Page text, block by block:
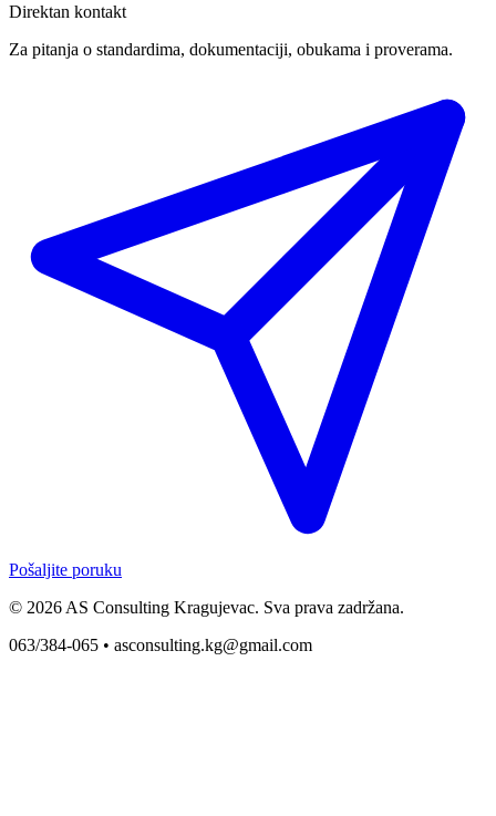
Direktan kontakt
Za pitanja o standardima, dokumentaciji, obukama i proverama.
Pošaljite poruku
© 2026 AS Consulting Kragujevac. Sva prava zadržana.
063/384-065 • asconsulting.kg@gmail.com